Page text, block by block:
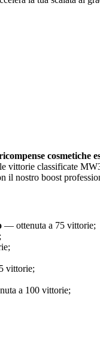
cosmetiche
vittorie classificate
il nostro boost
— ottenuta a 75 vittorie;
vittorie;
a 100 vittorie;